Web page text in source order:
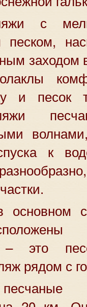
с
песком,
заходом
и песок
к
основном
– это
рядом с